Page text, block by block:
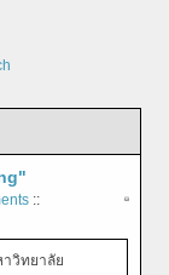
::
วิทยาลัย